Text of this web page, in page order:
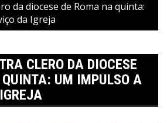
da diocese de Roma na quinta:
da Igreja
CLERO DA DIOCESE
UM IMPULSO A